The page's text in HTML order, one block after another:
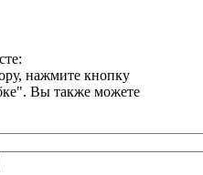
нажмите кнопку
Вы также можете